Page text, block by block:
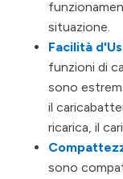
situazione.
Facilità
funzioni di
sono
il
ricarica, il
sono